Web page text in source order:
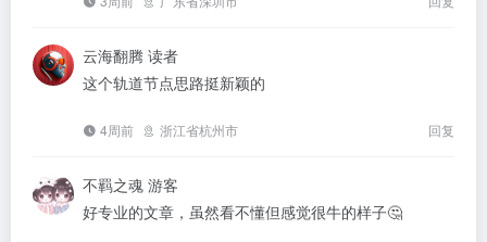
云海翻腾 读者
这个轨道节点思路挺新颖的
4周前 浙江省杭州市 回复
不羁之魂 游客
好专业的文章，虽然看不懂但感觉很牛的样子🤔